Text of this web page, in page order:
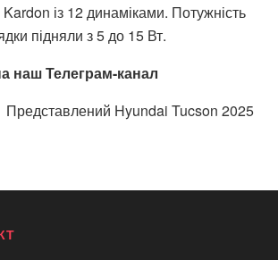
із 12 динаміками. Потужність
підняли з 5 до 15 Вт.
наш Телеграм-канал
Представлений Hyundai Tucson 2025